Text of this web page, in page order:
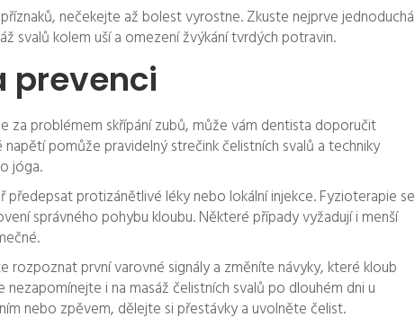
nečekejte až bolest vyrostne. Zkuste nejprve jednoduchá
svalů kolem uší a omezení žvýkání tvrdých potravin.
prevenci
za problémem skřípání zubů, může vám dentista doporučit
pomůže pravidelný strečink čelistních svalů a techniky
jóga.
předepsat protizánětlivé léky nebo lokální injekce. Fyzioterapie se
správného pohybu kloubu. Některé případy vyžadují i menší
rozpoznat první varovné signály a změníte návyky, které kloub
i na masáž čelistních svalů po dlouhém dni u
nebo zpěvem, dělejte si přestávky a uvolněte čelist.